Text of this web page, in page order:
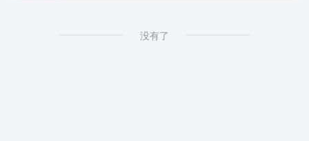
没有了